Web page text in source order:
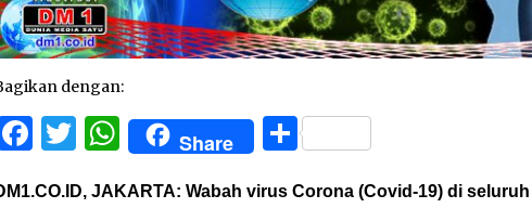
dengan:
Facebook
Twitter
WhatsApp
Share Share
JAKARTA: Wabah virus Corona (Covid-19) di